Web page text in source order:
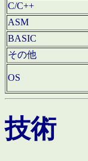
C/C++
ASM
BASIC
その他
OS
技術